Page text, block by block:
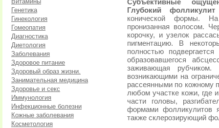
Генетика
Гинекология
Гомеопатия
Диагностика
Диетология
Заболевания
Здоровое питание
Здоровый образ жизни.
Занимательная медицина
Здоровье и секс
Иммунология
Инфекционные болезни
Кожные заболевания
Косметология
Субъективные
Глубокий
конической формы.
пронизанная волосом.
корочку, и узелок
пигментацию. В
полностью
образовавшегося
заживающая рубчиком.
возникающими на
рассеянными по кожному
любом участке кожи, где
части головы,
формами фолликулитов
также склерозирующий